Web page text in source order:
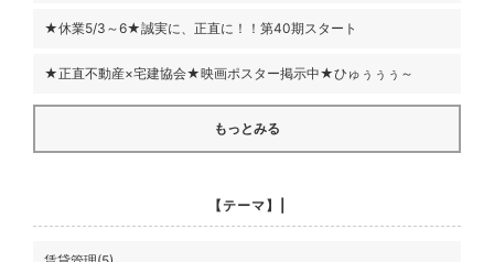
★休業5/3～6★誠実に、正直に！！第40期スタート
★正直不動産×宅建協会★映画ポスター掲示中★ひゅぅぅぅ～
もっとみる
【テーマ】|